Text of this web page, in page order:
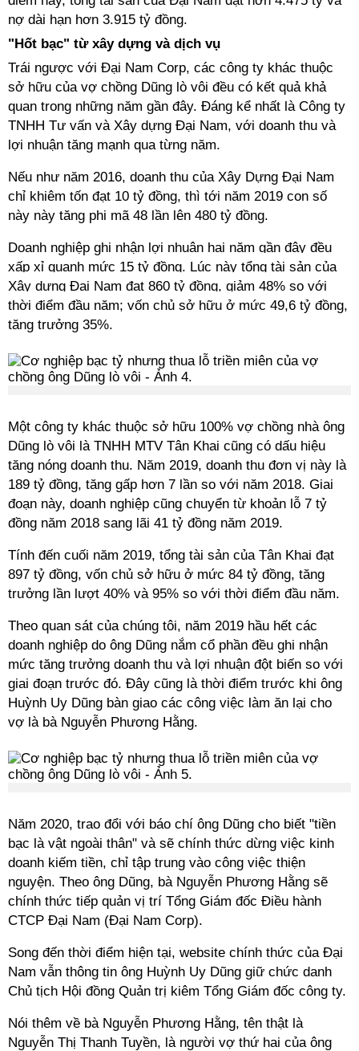
nợ dài hạn hơn 3.915 tỷ đồng.
"Hốt bạc" từ xây dựng và dịch vụ
Trái ngược với Đại Nam Corp, các công ty khác thuộc
sở hữu của vợ chồng Dũng lò vôi đều có kết quả khả
quan trong những năm gần đây. Đáng kể nhất là Công ty
TNHH Tư vấn và Xây dựng Đại Nam, với doanh thu và
lợi nhuận tăng mạnh qua từng năm.
Nếu như năm 2016, doanh thu của Xây Dựng Đại Nam
chỉ khiêm tốn đạt 10 tỷ đồng, thì tới năm 2019 con số
này này tăng phi mã 48 lần lên 480 tỷ đồng.
Doanh nghiệp ghi nhận lợi nhuận hai năm gần đây đều
xấp xỉ quanh mức 15 tỷ đồng. Lúc này tổng tài sản của
Xây dựng Đại Nam đạt 860 tỷ đồng, giảm 48% so với
thời điểm đầu năm; vốn chủ sở hữu ở mức 49,6 tỷ đồng,
tăng trưởng 35%.
Một công ty khác thuộc sở hữu 100% vợ chồng nhà ông
Dũng lò vôi là TNHH MTV Tân Khai cũng có dấu hiệu
tăng nóng doanh thu. Năm 2019, doanh thu đơn vị này là
189 tỷ đồng, tăng gấp hơn 7 lần so với năm 2018. Giai
đoạn này, doanh nghiệp cũng chuyển từ khoản lỗ 7 tỷ
đồng năm 2018 sang lãi 41 tỷ đồng năm 2019.
Tính đến cuối năm 2019, tổng tài sản của Tân Khai đạt
897 tỷ đồng, vốn chủ sở hữu ở mức 84 tỷ đồng, tăng
trưởng lần lượt 40% và 95% so với thời điểm đầu năm.
Theo quan sát của chúng tôi, năm 2019 hầu hết các
doanh nghiệp do ông Dũng nắm cổ phần đều ghi nhận
mức tăng trưởng doanh thu và lợi nhuận đột biến so với
giai đoạn trước đó. Đây cũng là thời điểm trước khi ông
Huỳnh Uy Dũng bàn giao các công việc làm ăn lại cho
vợ là bà Nguyễn Phương Hằng.
Năm 2020, trao đổi với báo chí ông Dũng cho biết "tiền
bạc là vật ngoài thân" và sẽ chính thức dừng việc kinh
doanh kiếm tiền, chỉ tập trung vào công việc thiện
nguyện. Theo ông Dũng, bà Nguyễn Phương Hằng sẽ
chính thức tiếp quản vị trí Tổng Giám đốc Điều hành
CTCP Đại Nam (Đại Nam Corp).
Song đến thời điểm hiện tại, website chính thức của Đại
Nam vẫn thông tin ông Huỳnh Uy Dũng giữ chức danh
Chủ tịch Hội đồng Quản trị kiêm Tổng Giám đốc công ty.
Nói thêm về bà Nguyễn Phương Hằng, tên thật là
Nguyễn Thị Thanh Tuyền, là người vợ thứ hai của ông